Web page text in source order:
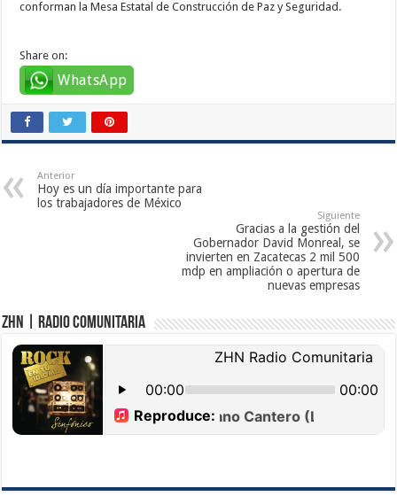
conforman la Mesa Estatal de Construcción de Paz y Seguridad.
Share on:
WhatsApp
Anterior
Hoy es un día importante para
los trabajadores de México
Siguiente
Gracias a la gestión del
Gobernador David Monreal, se
invierten en Zacatecas 2 mil 500
mdp en ampliación o apertura de
nuevas empresas
ZHN | Radio Comunitaria